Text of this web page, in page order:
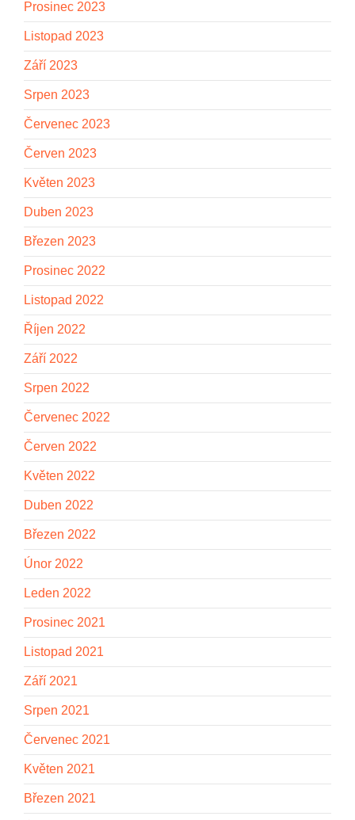
Prosinec 2023
Listopad 2023
Září 2023
Srpen 2023
Červenec 2023
Červen 2023
Květen 2023
Duben 2023
Březen 2023
Prosinec 2022
Listopad 2022
Říjen 2022
Září 2022
Srpen 2022
Červenec 2022
Červen 2022
Květen 2022
Duben 2022
Březen 2022
Únor 2022
Leden 2022
Prosinec 2021
Listopad 2021
Září 2021
Srpen 2021
Červenec 2021
Květen 2021
Březen 2021